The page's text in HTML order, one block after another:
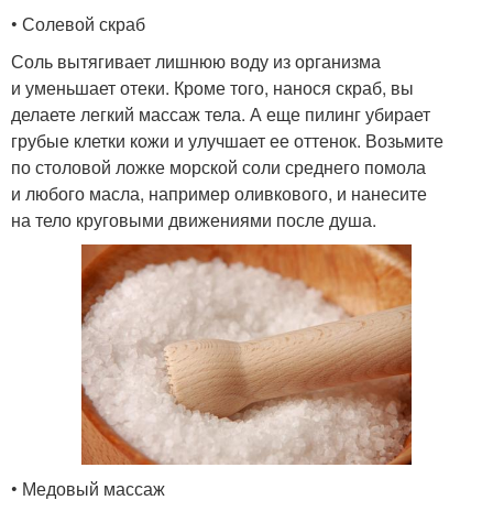
• Солевой скраб
Соль вытягивает лишнюю воду из организма
и уменьшает оте­ки. Кроме того, нанося скраб, вы
делаете легкий массаж тела. А еще пилинг убирает
грубые клетки кожи и улучшает ее оттенок. Возьмите
по столовой ложке морской соли среднего помола
и любого масла, например оливкового, и нанесите
на тело круговыми движениями после душа.
• Медовый массаж